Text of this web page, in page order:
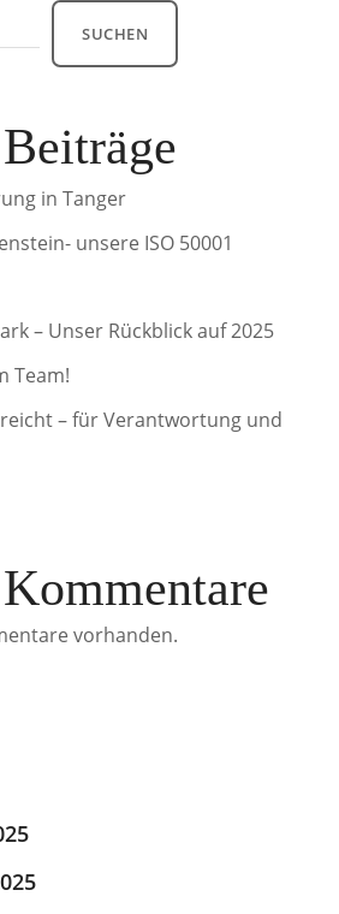
SUCHEN
in Tanger
unsere ISO 50001
– Unser Rückblick auf 2025
Team!
– für Verantwortung und
vorhanden.